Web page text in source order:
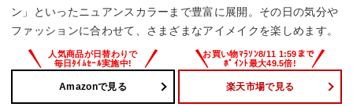
ン」といったニュアンスカラーまで豊富に展開。その日の気分や
ファッションに合わせて、さまざまなアイメイクを楽しめます。
Amazonで見る 楽天市場で見る